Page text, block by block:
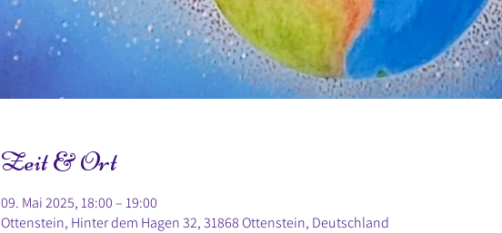
Zeit & Ort
09. Mai 2025, 18:00 – 19:00
Ottenstein, Hinter dem Hagen 32, 31868 Ottenstein, Deutschland